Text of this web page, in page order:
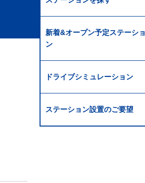
新着&オープン予定ステーショ
ン
ドライブシミュレーション
ステーション設置のご要望